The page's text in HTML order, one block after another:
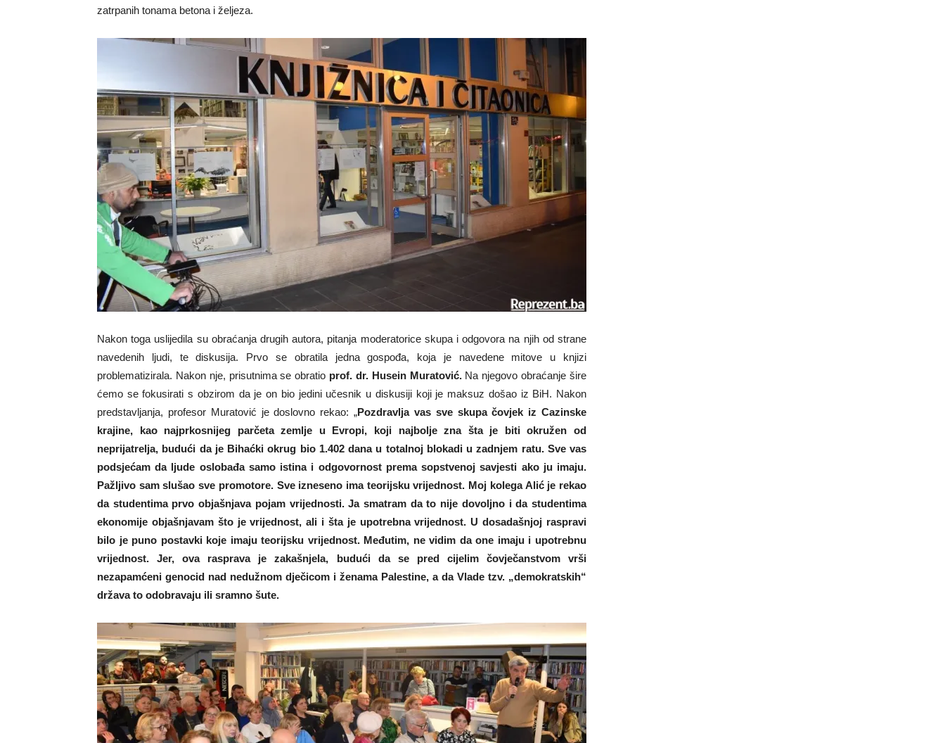
zatrpanih tonama betona i željeza.
Nakon toga uslijedila su obraćanja drugih autora, pitanja moderatorice skupa i odgovora na njih od strane
navedenih ljudi, te diskusija. Prvo se obratila jedna gospođa, koja je navedene mitove u knjizi
problematizirala. Nakon nje, prisutnima se obratio prof. dr. Husein Muratović.Na njegovo obraćanje šire
ćemo se fokusirati s obzirom da je on bio jedini učesnik u diskusiji koji je maksuz došao iz BiH. Nakon
predstavljanja, profesor Muratović je doslovno rekao: „Pozdravlja vas sve skupa čovjek iz Cazinske
krajine, kao najprkosnijeg parčeta zemlje u Evropi, koji najbolje zna šta je biti okružen od
neprijatrelja, budući da je Bihaćki okrug bio 1.402 dana u totalnoj blokadi u zadnjem ratu. Sve vas
podsjećam da ljude oslobađa samo istina i odgovornost prema sopstvenoj savjesti ako ju imaju.
Pažljivo sam slušao sve promotore. Sve izneseno ima teorijsku vrijednost. Moj kolega Alić je rekao
da studentima prvo objašnjava pojam vrijednosti. Ja smatram da to nije dovoljno i da studentima
ekonomije objašnjavam što je vrijednost, ali i šta je upotrebna vrijednost. U dosadašnjoj raspravi
bilo je puno postavki koje imaju teorijsku vrijednost. Međutim, ne vidim da one imaju i upotrebnu
vrijednost. Jer, ova rasprava je zakašnjela, budući da se pred cijelim čovječanstvom vrši
nezapamćeni genocid nad nedužnom dječicom i ženama Palestine, a da Vlade tzv. „demokratskih“
država to odobravaju ili sramno šute.